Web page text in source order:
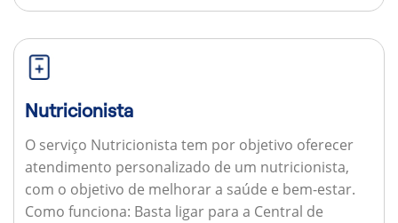
Nutricionista
O serviço Nutricionista tem por objetivo oferecer
atendimento personalizado de um nutricionista,
com o objetivo de melhorar a saúde e bem-estar.
Como funciona: Basta ligar para a Central de